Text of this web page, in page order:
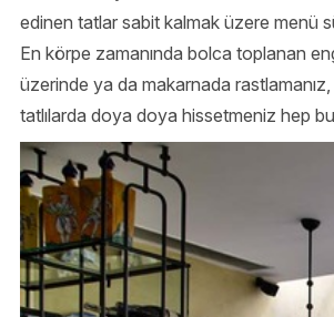
edinen tatlar sabit kalmak üzere menü
En körpe zamanında bolca toplanan
üzerinde ya da makarnada rastlamanız,
tatlılarda doya doya hissetmeniz hep